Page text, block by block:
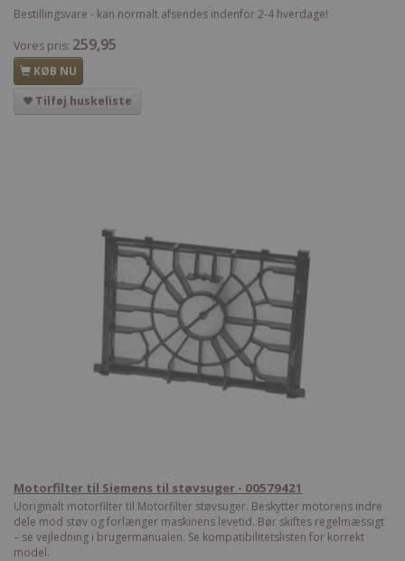
Bestillingsvare - kan normalt afsendes indenfor 2-4 hverdage!
Vores pris: 259,95
KØB NU
Tilføj huskeliste
Motorfilter til Siemens til støvsuger - 00579421
Uoriginalt motorfilter til Motorfilter støvsuger. Beskytter motorens indre
dele mod støv og forlænger maskinens levetid. Bør skiftes regelmæssigt
– se vejledning i brugermanualen. Se kompatibilitetslisten for korrekt
model.